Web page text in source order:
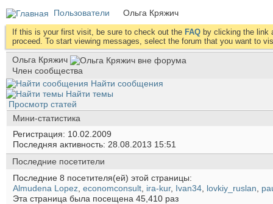
Пользователи Ольга Кряжич
If this is your first visit, be sure to check out the FAQ by clicking the link
proceed. To start viewing messages, select the forum that you want to
Ольга Кряжич
Член сообщества
Найти сообщения
Найти темы
Просмотр статей
Мини-статистика
Регистрация
10.02.2009
Последняя активность 28.08.2013 15:51
Последние посетители
Последние 8 посетителя(ей) этой страницы:
Almudena Lopez economconsult ira-kur, Ivan34 lovkiy_ruslan
Эта страница была посещена 45,410 раз